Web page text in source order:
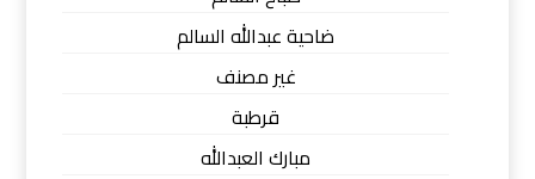
ضاحية عبدالله السالم
غير مصنف
قرطبة
مبارك العبدالله